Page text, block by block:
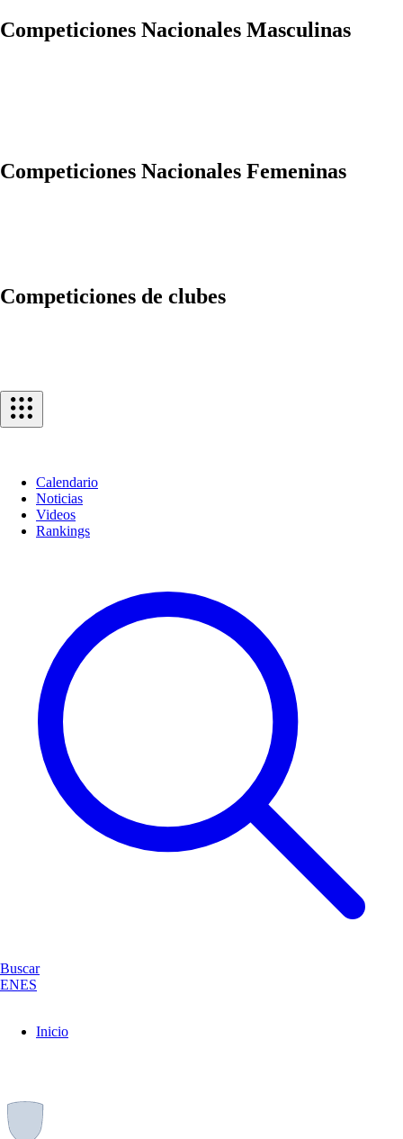
Competiciones Nacionales Masculinas
Competiciones Nacionales Femeninas
Competiciones de clubes
Calendario
Noticias
Videos
Rankings
Buscar
ENES
Inicio